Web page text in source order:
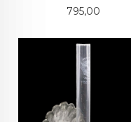
Pris
795,00